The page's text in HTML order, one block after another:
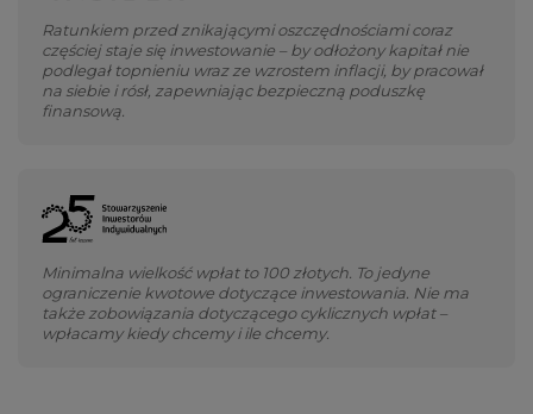
Ratunkiem przed znikającymi oszczędnościami coraz
częściej staje się inwestowanie – by odłożony kapitał nie
podlegał topnieniu wraz ze wzrostem inflacji, by pracował
na siebie i rósł, zapewniając bezpieczną poduszkę
finansową.
Minimalna wielkość wpłat to 100 złotych. To jedyne
ograniczenie kwotowe dotyczące inwestowania. Nie ma
także zobowiązania dotyczącego cyklicznych wpłat –
wpłacamy kiedy chcemy i ile chcemy.